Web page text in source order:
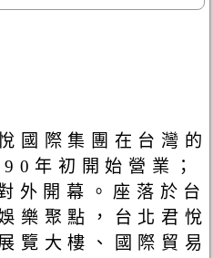
國際集團在台灣的
年初開始營業；
外開幕。座落於台
樂聚點，台北君悅
覽大樓、國際貿易